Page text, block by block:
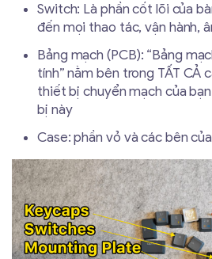
Switch: Là phần cốt lõi của
đến mọi thao tác, vận hành,
Bảng mạch (PCB): “Bảng
tính” nằm bên trong TẤT CẢ
thiết bị chuyển mạch của
bị này
Case: phần vỏ và các bên